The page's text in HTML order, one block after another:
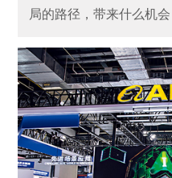
局的路径，带来什么机会